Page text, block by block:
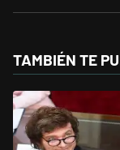
TAMBIÉN TE